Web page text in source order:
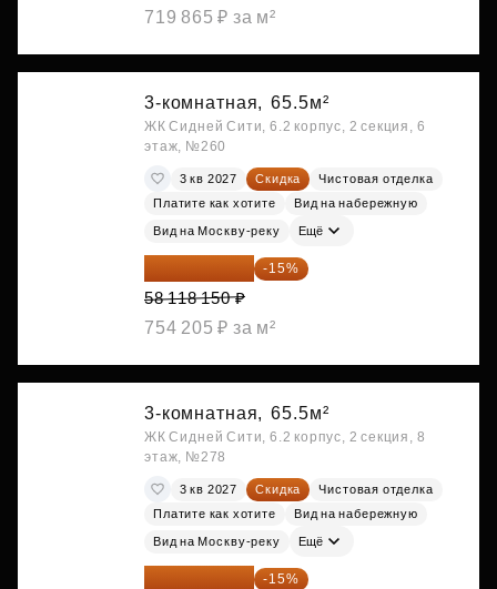
719 865 ₽ за м²
3-комнатная, 65.5м²
ЖК Сидней Сити, 6.2 корпус, 2 секция, 6
этаж, №260
3 кв 2027 Скидка
Чистовая отделка
Платите как хотите
Вид на набережную
Вид на Москву-реку Ещё
49 400 428 ₽ -15%
58 118 150 ₽
754 205 ₽ за м²
3-комнатная, 65.5м²
ЖК Сидней Сити, 6.2 корпус, 2 секция, 8
этаж, №278
3 кв 2027 Скидка
Чистовая отделка
Платите как хотите
Вид на набережную
Вид на Москву-реку Ещё
49 511 778 ₽ -15%